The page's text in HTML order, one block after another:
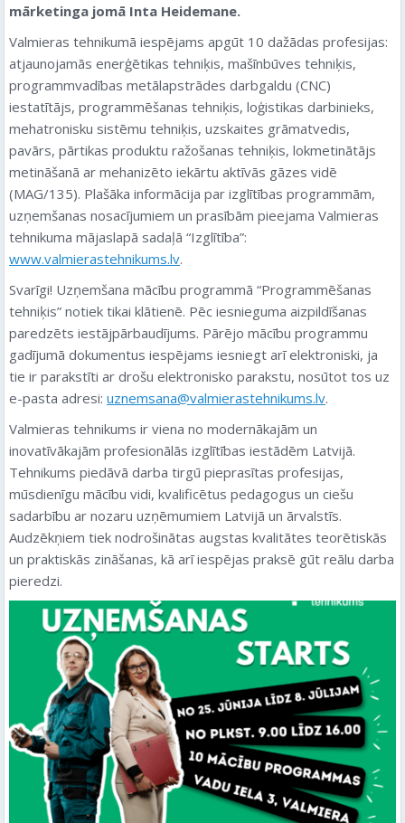
mārketinga jomā Inta Heidemane.
Valmieras tehnikumā iespējams apgūt 10 dažādas profesijas:
atjaunojamās enerģētikas tehniķis, mašīnbūves tehniķis,
programmvadības metālapstrādes darbgaldu (CNC)
iestatītājs, programmēšanas tehniķis, loģistikas darbinieks,
mehatronisku sistēmu tehniķis, uzskaites grāmatvedis,
pavārs, pārtikas produktu ražošanas tehniķis, lokmetinātājs
metināšanā ar mehanizēto iekārtu aktīvās gāzes vidē
(MAG/135). Plašāka informācija par izglītības programmām,
uzņemšanas nosacījumiem un prasībām pieejama Valmieras
tehnikuma mājaslapā sadaļā “Izglītība”:
www.valmierastehnikums.lv.
Svarīgi! Uzņemšana mācību programmā “Programmēšanas
tehniķis” notiek tikai klātienē. Pēc iesnieguma aizpildīšanas
paredzēts iestājpārbaudījums. Pārējo mācību programmu
gadījumā dokumentus iespējams iesniegt arī elektroniski, ja
tie ir parakstīti ar drošu elektronisko parakstu, nosūtot tos uz
e-pasta adresi: uznemsana@valmierastehnikums.lv.
Valmieras tehnikums ir viena no modernākajām un
inovatīvākajām profesionālās izglītības iestādēm Latvijā.
Tehnikums piedāvā darba tirgū pieprasītas profesijas,
mūsdienīgu mācību vidi, kvalificētus pedagogus un ciešu
sadarbību ar nozaru uzņēmumiem Latvijā un ārvalstīs.
Audzēkņiem tiek nodrošinātas augstas kvalitātes teorētiskās
un praktiskās zināšanas, kā arī iespējas praksē gūt reālu darba
pieredzi.